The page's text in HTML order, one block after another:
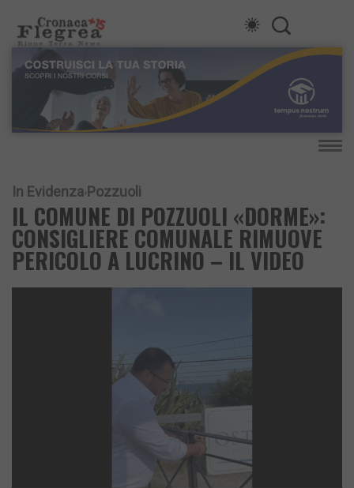
In Evidenza Pozzuoli
IL COMUNE DI POZZUOLI «DORME»:
CONSIGLIERE COMUNALE RIMUOVE
PERICOLO A LUCRINO – IL VIDEO